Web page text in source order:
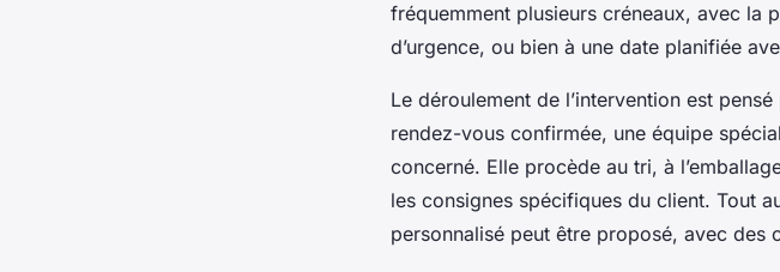
fréquemment plusieurs créneaux, avec la
d’urgence, ou bien à une date planifiée
Le déroulement de l’intervention est
rendez-vous confirmée, une équipe
concerné. Elle procède au tri, à
les consignes spécifiques du client. Tout
personnalisé peut être proposé, avec des